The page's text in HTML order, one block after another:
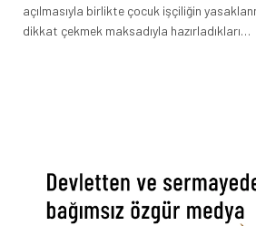
açılmasıyla birlikte çocuk işçiliğin
dikkat çekmek maksadıyla hazırladıkları…